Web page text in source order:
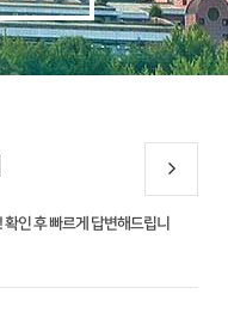
인 후 빠르게 답변해드립니